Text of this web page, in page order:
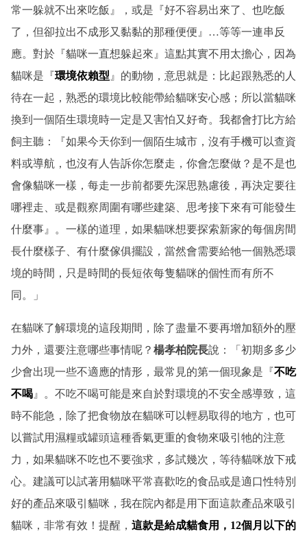
常一躲就不出來吃飯』，或是『好不容易出來了、也吃飯
了，但卻拉出不成形又黏黏的那種便便』…等等一連串反
應。對於『貓咪一直想躲起來』這點其實不用太擔心，因為
貓咪是『環境依賴型 』的動物，意思就是：比起跟熟悉的人
待在一起，熟悉的環境比較能帶給貓咪安心感；所以當貓咪
換到一個陌生環境時一定是又害怕又好奇。我都會打比方給
飼主聽：『如果今天你到一個陌生城市，沒有手機可以查資
料或導航，也沒有人告訴你怎麼走，你會怎麼做？是不是也
會像貓咪一樣，每走一步前都要先深思熟慮後，再決定要往
哪裡走、或是觀察周圍有哪些建築、思考接下來有可能發生
什麼事』。一樣的道理，如果貓咪想要探索新家的每個房間
長什麼樣子、有什麼傢俱擺設，當然會需要給牠一個熟悉環
境的時間，只是時間的長短依每隻貓咪的個性而有所不
同。」
在貓咪了解環境的這段期間，除了盡量不要再增加額外的壓
力外，還要注意哪些事情呢？ 楊孝柏院長說：「初期多多少
少會出現一些不適應的情形，最常見的第一個現象是『不吃
不喝 』。不吃不喝可能是來自於對環境的不安全感導致，這
時不能急，除了把食物放在貓咪可以輕易取得的地方，也可
以嘗試用濕糧或罐頭這種香氣更重的食物來吸引牠的注意
力，如果貓咪不吃也不要強求，多試幾次，等待貓咪放下戒
心。建議可以試著用貓咪平常喜歡吃的食品或是適口性特別
好的產品來吸引貓咪，我在院內都是用下面這款產品來吸引
貓咪，非常有效！提醒， 這款是給成貓食用，12個月以下的